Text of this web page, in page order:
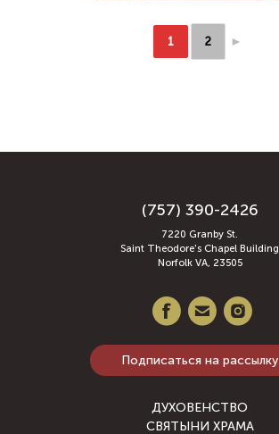
1 2 ►
(757) 390-2426
7220 Granby St.
Saint Theodore's Chapel Building
Norfolk VA, 23505
Подписаться на рассылку
ДУХОВЕНСТВО
СВЯТЫНИ ХРАМА